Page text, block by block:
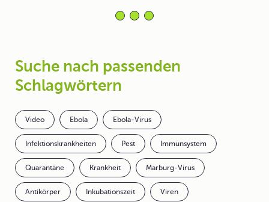
Suche nach passenden
Schlagwörtern
Video Ebola Ebola-Virus
Infektionskrankheiten Pest Immunsystem
Quarantäne Krankheit Marburg-Virus
Antikörper Inkubationszeit Viren